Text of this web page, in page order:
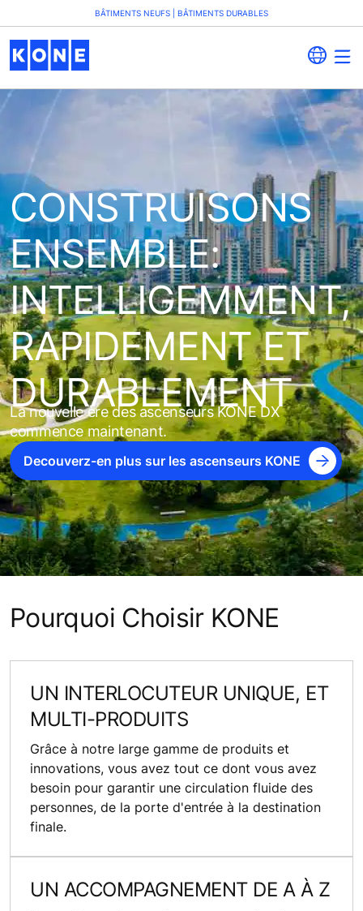
BÂTIMENTS NEUFS | BÂTIMENTS DURABLES
CONSTRUISONS
ENSEMBLE:
INTELLIGEMMENT,
RAPIDEMENT ET
DURABLEMENT
La nouvelle ère des ascenseurs KONE DX
commence maintenant.
Decouverz-en plus sur les ascenseurs KONE
Pourquoi Choisir KONE
UN INTERLOCUTEUR UNIQUE, ET
MULTI-PRODUITS
Grâce à notre large gamme de produits et
innovations, vous avez tout ce dont vous avez
besoin pour garantir une circulation fluide des
personnes, de la porte d'entrée à la destination
finale.
UN ACCOMPAGNEMENT DE A À Z